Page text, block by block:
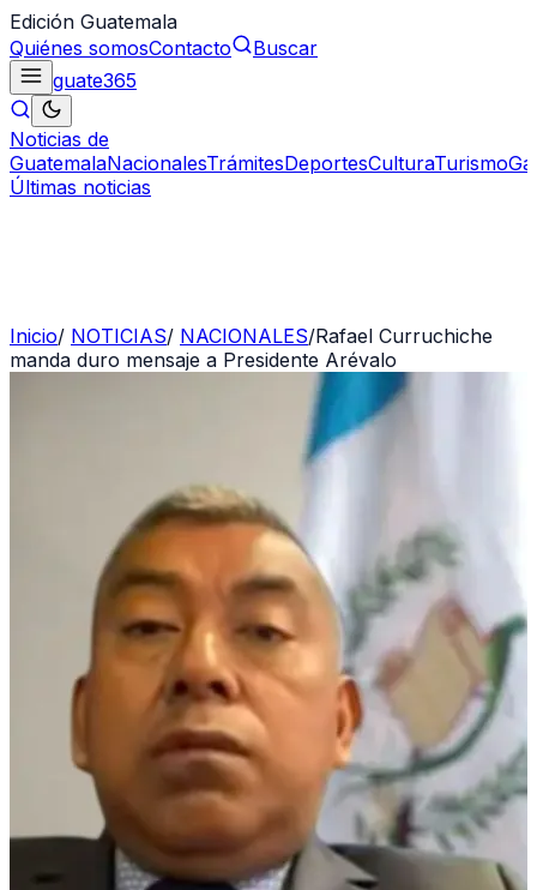
Edición Guatemala
Quiénes somosContacto
Buscar
guate365
Noticias de
GuatemalaNacionalesTrámitesDeportesCulturaTurismo
Últimas noticias
Inicio/ NOTICIAS/ NACIONALES/Rafael Curruchiche
manda duro mensaje a Presidente Arévalo